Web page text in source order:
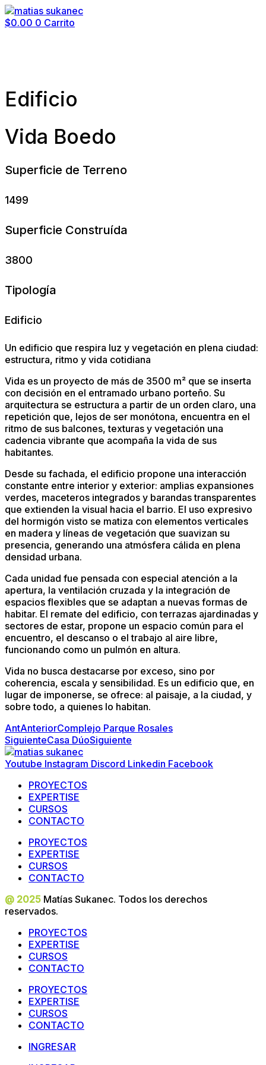
$0.00 0 Carrito
Edificio
Vida Boedo
Superficie de Terreno
1499
Superficie Construída
3800
Tipología
Edificio
Un edificio que respira luz y vegetación en plena ciudad:
estructura, ritmo y vida cotidiana
Vida es un proyecto de más de 3500 m² que se inserta
con decisión en el entramado urbano porteño. Su
arquitectura se estructura a partir de un orden claro, una
repetición que, lejos de ser monótona, encuentra en el
ritmo de sus balcones, texturas y vegetación una
cadencia vibrante que acompaña la vida de sus
habitantes.
Desde su fachada, el edificio propone una interacción
constante entre interior y exterior: amplias expansiones
verdes, maceteros integrados y barandas transparentes
que extienden la visual hacia el barrio. El uso expresivo
del hormigón visto se matiza con elementos verticales
en madera y líneas de vegetación que suavizan su
presencia, generando una atmósfera cálida en plena
densidad urbana.
Cada unidad fue pensada con especial atención a la
apertura, la ventilación cruzada y la integración de
espacios flexibles que se adaptan a nuevas formas de
habitar. El remate del edificio, con terrazas ajardinadas y
sectores de estar, propone un espacio común para el
encuentro, el descanso o el trabajo al aire libre,
funcionando como un pulmón en altura.
Vida no busca destacarse por exceso, sino por
coherencia, escala y sensibilidad. Es un edificio que, en
lugar de imponerse, se ofrece: al paisaje, a la ciudad, y
sobre todo, a quienes lo habitan.
AntAnteriorComplejo Parque Rosales
SiguienteCasa DúoSiguiente
Youtube Instagram Discord Linkedin Facebook
PROYECTOS
EXPERTISE
CURSOS
CONTACTO
PROYECTOS
EXPERTISE
CURSOS
CONTACTO
@ 2025 Matías Sukanec. Todos los derechos
reservados.
PROYECTOS
EXPERTISE
CURSOS
CONTACTO
PROYECTOS
EXPERTISE
CURSOS
CONTACTO
INGRESAR